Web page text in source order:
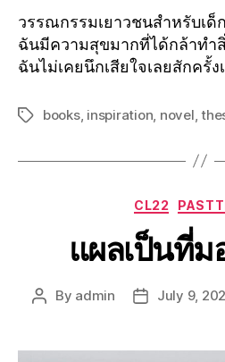
วรรณกรรมเยาวชนสำหรับเด็
ฉันมีความสุขมากที่ได้กล้าทำ
ฉันไม่เคยนึกเสียใจเลยสักครั้ง
books, inspiration, novel,
CL22
แผลเป็นที่ม
By admin July 9,